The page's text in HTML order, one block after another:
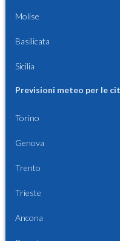
Molise
Basilicata
Sicilia
Previsioni meteo per le
Torino
Genova
Trento
Trieste
Ancona